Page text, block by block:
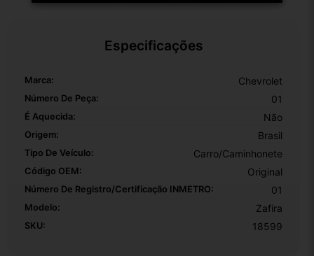
Especificações
Marca: Chevrolet
Número De Peça: 01
É Aquecida: Não
Origem: Brasil
Tipo De Veículo: Carro/Caminhonete
Código OEM: Original
Número De Registro/certificação INMETRO: 01
Modelo: Zafira
SKU: 18599